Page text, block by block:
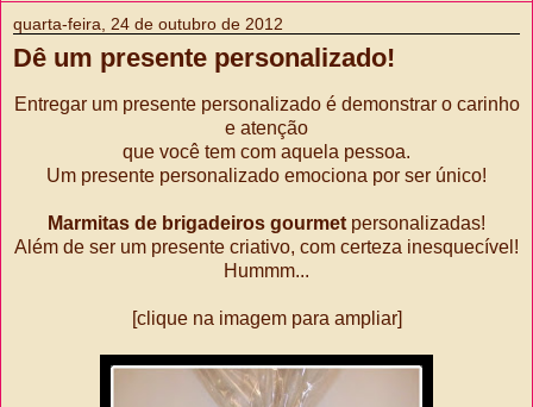
quarta-feira, 24 de outubro de 2012
Dê um presente personalizado!
Entregar um presente personalizado é demonstrar o carinho
e atenção
que você tem com aquela pessoa.
Um presente personalizado emociona por ser único!
Marmitas de brigadeiros gourmet personalizadas!
Além de ser um presente criativo, com certeza inesquecível!
Hummm...
[clique na imagem para ampliar]